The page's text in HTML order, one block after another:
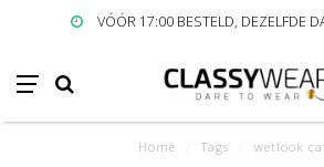
VÓÓR 17:00 BESTELD, DEZELFDE
Home Tags wetlook